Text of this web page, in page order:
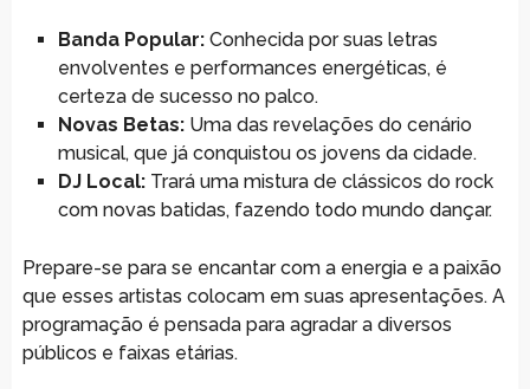
Banda Popular:Conhecida por suas letras
envolventes e performances energéticas, é
certeza de sucesso no palco.
Novas Betas:Uma das revelações do cenário
musical, que já conquistou os jovens da cidade.
DJ Local:Trará uma mistura de clássicos do rock
com novas batidas, fazendo todo mundo dançar.
Prepare-se para se encantar com a energia e a paixão
que esses artistas colocam em suas apresentações. A
programação é pensada para agradar a diversos
públicos e faixas etárias.